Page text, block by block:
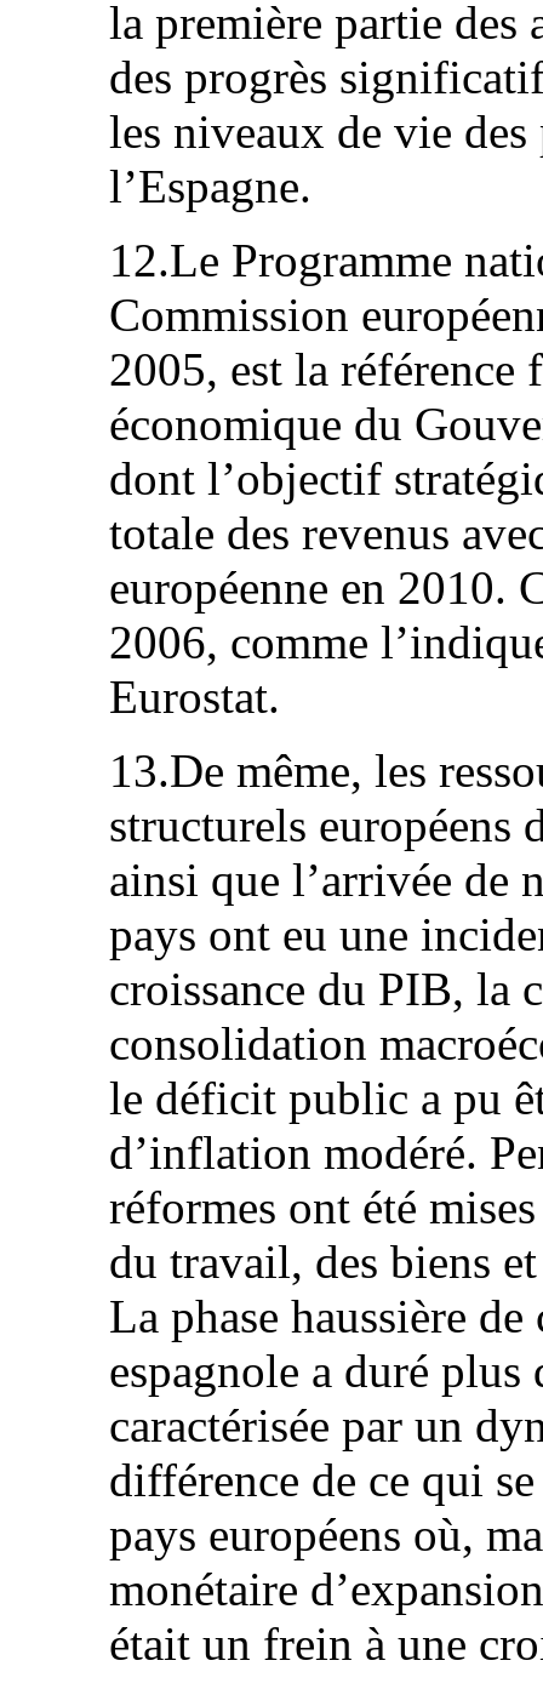
la première partie des
des progrès
les niveaux de vie des
l’Espagne.
12.Le Programme
Commission
2005, est la
économique du
dont l’objectif
totale des revenus
européenne en 2010.
2006, comme
Eurostat.
13.De même, les
structurels européens
ainsi que l’arrivée de
pays ont eu une
croissance du PIB, la
consolidation
le déficit public a pu
d’inflation modéré.
réformes ont été
du travail, des biens
La phase haussière
espagnole a duré plus
caractérisée par un
différence de ce qui
pays européens où,
monétaire
était un frein à une